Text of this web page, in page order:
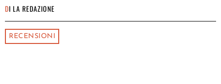
DI LA REDAZIONE
RECENSIONI